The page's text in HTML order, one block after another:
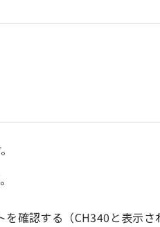
確認する（CH340と表示さ